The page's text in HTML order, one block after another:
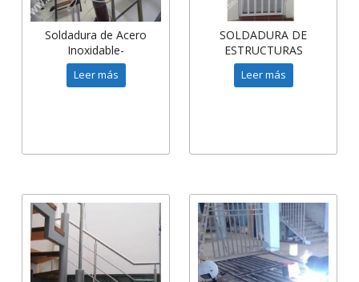
Soldadura de Acero
Inoxidable-
andamios,cremalleras,acero
304
Leer más
SOLDADURA DE
ESTRUCTURAS
METÁLICAS -
SOLDADURA DE REJAS-
Leer más